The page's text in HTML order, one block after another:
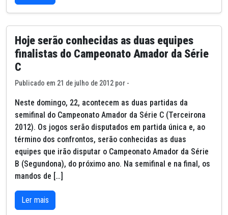
Hoje serão conhecidas as duas equipes
finalistas do Campeonato Amador da Série
C
Publicado em 21 de julho de 2012 por -
Neste domingo, 22, acontecem as duas partidas da
semifinal do Campeonato Amador da Série C (Terceirona
2012). Os jogos serão disputados em partida única e, ao
término dos confrontos, serão conhecidas as duas
equipes que irão disputar o Campeonato Amador da Série
B (Segundona), do próximo ano. Na semifinal e na final, os
mandos de […]
Ler mais